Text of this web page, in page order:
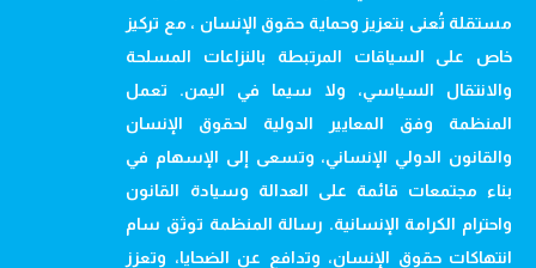
مستقلة تُعنى بتعزيز وحماية حقوق الإنسان ، مع تركيز
خاص على السياقات المرتبطة بالنزاعات المسلحة
والانتقال السياسي، ولا سيما في اليمن. تعمل
المنظمة وفق المعايير الدولية لحقوق الإنسان
والقانون الدولي الإنساني، وتسعى إلى الإسهام في
بناء مجتمعات قائمة على العدالة وسيادة القانون
واحترام الكرامة الإنسانية. رسالة المنظمة توثق سام
انتهاكات حقوق الإنسان، وتدافع عن الضحايا، وتعزز